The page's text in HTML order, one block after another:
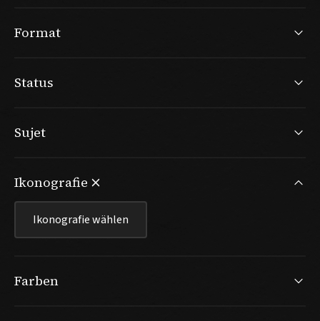
Format
Status
Sujet
Ikonografie
Ikonografie wählen
Farben